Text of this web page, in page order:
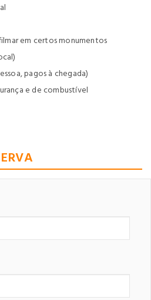
em certos monumentos
pagos à chegada)
e de combustível